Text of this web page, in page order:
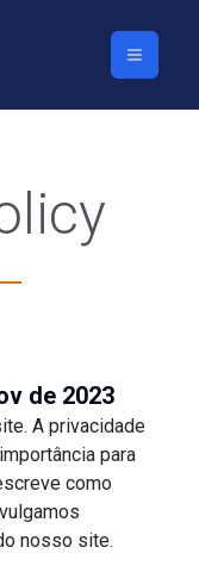
de 2023
A privacidade
para
como
nosso site.